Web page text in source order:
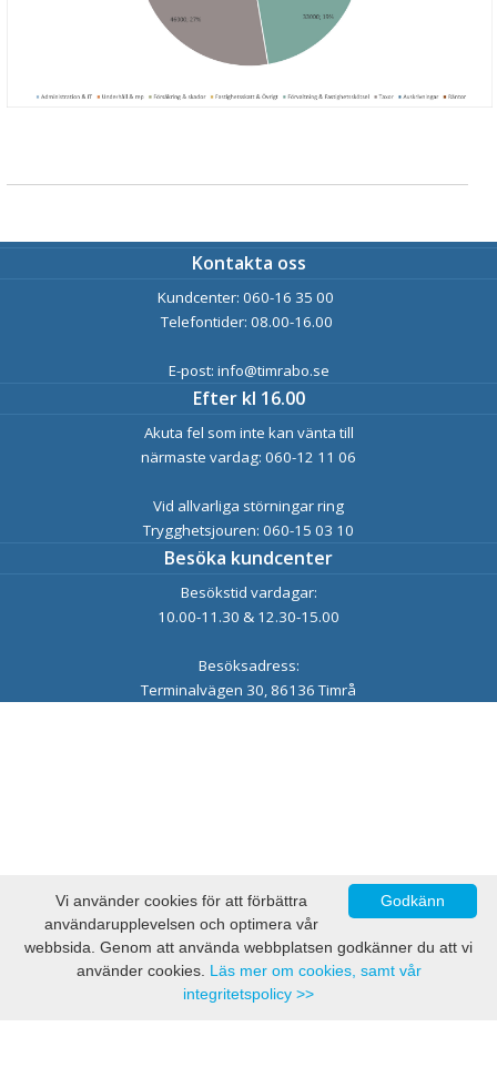
Kontakta oss
Kundcenter: 060-16 35 00
Telefontider: 08.00-16.00
E-post: info@timrabo.se
Efter kl 16.00
Akuta fel som inte kan vänta till
närmaste vardag: 060-12 11 06
Vid allvarliga störningar ring
Trygghetsjouren: 060-15 03 10
Besöka kundcenter
Besökstid vardagar:
10.00-11.30 & 12.30-15.00
Besöksadress:
Terminalvägen 30, 86136 Timrå
Godkänn
Vi använder cookies för att förbättra
användarupplevelsen och optimera vår
webbsida. Genom att använda webbplatsen godkänner du att vi
använder cookies. Läs mer om cookies, samt vår
integritetspolicy >>